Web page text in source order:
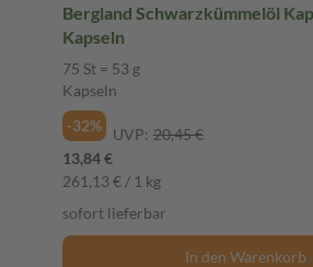
Bergland Schwarzkümmelöl
Kapseln
75 St = 53 g
Kapseln
-32%
UVP: 20,45 €
13,84 €
261,13 € / 1 kg
sofort lieferbar
In den Warenkorb